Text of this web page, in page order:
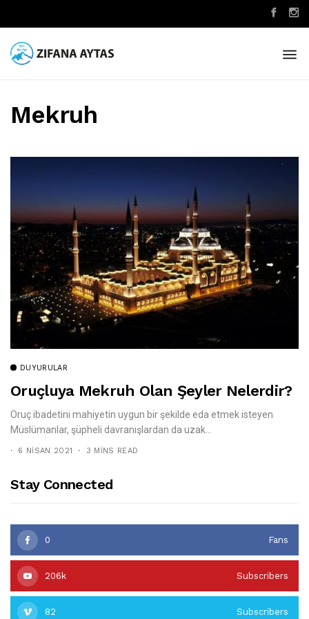
Mekruh
DUYURULAR
Oruçluya Mekruh Olan Şeyler Nelerdir?
Oruç ibadetini mahiyetin uygun bir şekilde eda etmek isteyen
Müslümanlar, şüpheli davranışlardan da uzak...
6 NISAN 2021 3 MINS READ
Stay Connected
0 Fans
206k Subscribers
82 Subscribers